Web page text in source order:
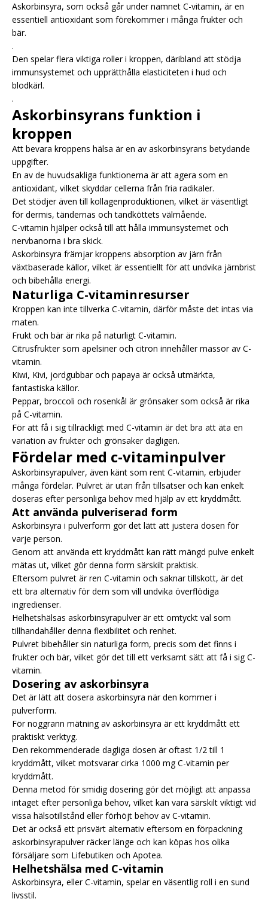
Askorbinsyra, som också går under namnet C-vitamin, är en
essentiell antioxidant som förekommer i många frukter och
bär.
.
Den spelar flera viktiga roller i kroppen, däribland att stödja
immunsystemet och upprätthålla elasticiteten i hud och
blodkärl.
.
Askorbinsyrans funktion i
kroppen
Att bevara kroppens hälsa är en av askorbinsyrans betydande
uppgifter.
En av de huvudsakliga funktionerna är att agera som en
antioxidant, vilket skyddar cellerna från fria radikaler.
Det stödjer även till kollagenproduktionen, vilket är väsentligt
för dermis, tändernas och tandköttets välmående.
C-vitamin hjälper också till att hålla immunsystemet och
nervbanorna i bra skick.
Askorbinsyra främjar kroppens absorption av järn från
växtbaserade källor, vilket är essentiellt för att undvika järnbrist
och bibehålla energi.
Naturliga C-vitaminresurser
Kroppen kan inte tillverka C-vitamin, därför måste det intas via
maten.
Frukt och bär är rika på naturligt C-vitamin.
Citrusfrukter som apelsiner och citron innehåller massor av C-
vitamin.
Kiwi, Kivi, jordgubbar och papaya är också utmärkta,
fantastiska källor.
Peppar, broccoli och rosenkål är grönsaker som också är rika
på C-vitamin.
För att få i sig tillräckligt med C-vitamin är det bra att äta en
variation av frukter och grönsaker dagligen.
Fördelar med c-vitaminpulver
Askorbinsyrapulver, även känt som rent C-vitamin, erbjuder
många fördelar. Pulvret är utan från tillsatser och kan enkelt
doseras efter personliga behov med hjälp av ett kryddmått.
Att använda pulveriserad form
Askorbinsyra i pulverform gör det lätt att justera dosen för
varje person.
Genom att använda ett kryddmått kan rätt mängd pulve enkelt
mätas ut, vilket gör denna form särskilt praktisk.
Eftersom pulvret är ren C-vitamin och saknar tillskott, är det
ett bra alternativ för dem som vill undvika överflödiga
ingredienser.
Helhetshälsas askorbinsyrapulver är ett omtyckt val som
tillhandahåller denna flexibilitet och renhet.
Pulvret bibehåller sin naturliga form, precis som det finns i
frukter och bär, vilket gör det till ett verksamt sätt att få i sig C-
vitamin.
Dosering av askorbinsyra
Det är lätt att dosera askorbinsyra när den kommer i
pulverform.
För noggrann mätning av askorbinsyra är ett kryddmått ett
praktiskt verktyg.
Den rekommenderade dagliga dosen är oftast 1/2 till 1
kryddmått, vilket motsvarar cirka 1000 mg C-vitamin per
kryddmått.
Denna metod för smidig dosering gör det möjligt att anpassa
intaget efter personliga behov, vilket kan vara särskilt viktigt vid
vissa hälsotillstånd eller förhöjt behov av C-vitamin.
Det är också ett prisvärt alternativ eftersom en förpackning
askorbinsyrapulver räcker länge och kan köpas hos olika
försäljare som Lifebutiken och Apotea.
Helhetshälsa med C-vitamin
Askorbinsyra, eller C-vitamin, spelar en väsentlig roll i en sund
livsstil.